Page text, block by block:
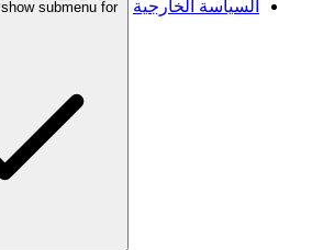
السياسة الخارجية
show submenu for السياسة الخارجية